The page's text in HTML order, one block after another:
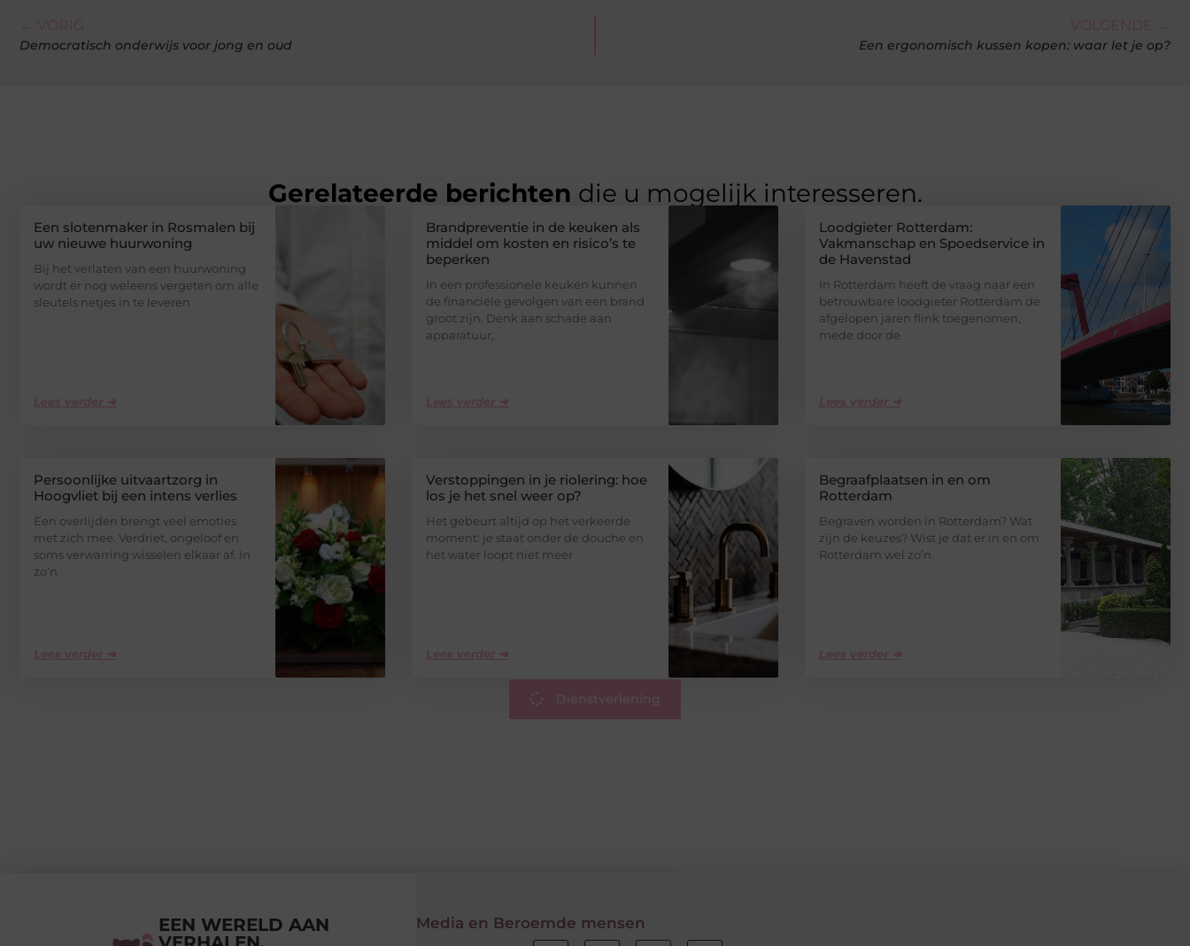
← VORIG
Democratisch onderwijs voor jong en oud
VOLGENDE →
Een ergonomisch kussen kopen: waar let je op?
Gerelateerde berichten die u mogelijk interesseren.
Een slotenmaker in Rosmalen bij
uw nieuwe huurwoning
Bij het verlaten van een huurwoning
wordt er nog weleens vergeten om alle
sleutels netjes in te leveren
Lees verder ➜
Brandpreventie in de keuken als
middel om kosten en risico’s te
beperken
In een professionele keuken kunnen
de financiële gevolgen van een brand
groot zijn. Denk aan schade aan
apparatuur,
Lees verder ➜
Loodgieter Rotterdam:
Vakmanschap en Spoedservice in
de Havenstad
In Rotterdam heeft de vraag naar een
betrouwbare loodgieter Rotterdam de
afgelopen jaren flink toegenomen,
mede door de
Lees verder ➜
Persoonlijke uitvaartzorg in
Hoogvliet bij een intens verlies
Een overlijden brengt veel emoties
met zich mee. Verdriet, ongeloof en
soms verwarring wisselen elkaar af. In
zo’n
Lees verder ➜
Verstoppingen in je riolering: hoe
los je het snel weer op?
Het gebeurt altijd op het verkeerde
moment: je staat onder de douche en
het water loopt niet meer
Lees verder ➜
Begraafplaatsen in en om
Rotterdam
Begraven worden in Rotterdam? Wat
zijn de keuzes? Wist je dat er in en om
Rotterdam wel zo’n
Lees verder ➜
Dienstverlening
EEN WERELD AAN
Media en Beroemde mensen